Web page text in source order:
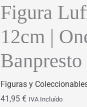
Figura
12cm |
Banpresto
Figuras y
41,95€ IVA Incluído
Piece
Grandline
Series
cantidad